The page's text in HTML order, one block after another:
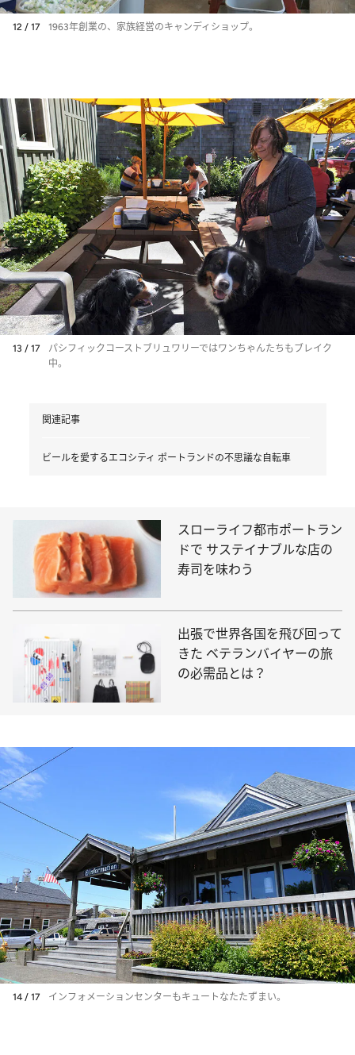
12 / 17 1963年創業の、家族経営のキャンディショップ。
13 / 17
パシフィックコーストブリュワリーではワンちゃんたちもブレイク
中。
関連記事
ビールを愛するエコシティ ポートランドの不思議な自転車
スローライフ都市ポートラン
ドで サステイナブルな店の
寿司を味わう
出張で世界各国を飛び回って
きた ベテランバイヤーの旅
の必需品とは？
14 / 17 インフォメーションセンターもキュートなたたずまい。